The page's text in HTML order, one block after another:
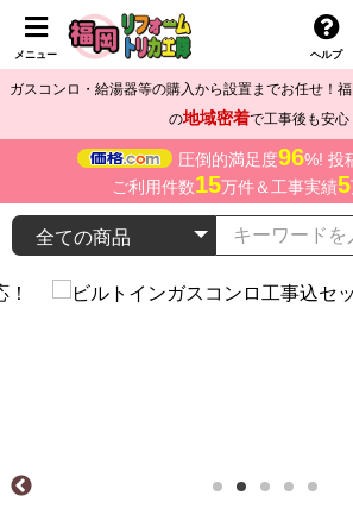
メニュー ヘルプ
ガスコンロ・給湯器等の購入から設置までお任せ！
の地域密着で工事後も安心
圧倒的満足度96%! 投
ご利用件数15万件＆工事実績5